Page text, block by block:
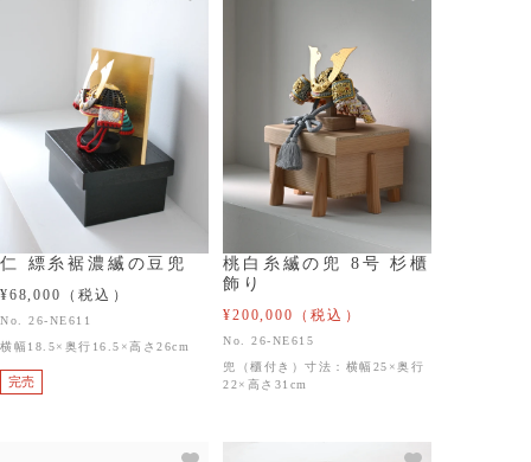
完売
仁 縹糸裾濃縅の豆兜
¥68,000 （税込）
No. 26-NE611
横幅18.5×奥行16.5×高さ26cm
桃白糸縅の兜 8号 杉櫃
飾り
¥200,000 （税込）
No. 26-NE615
兜（櫃付き）寸法：横幅25×奥行
22×高さ31cm